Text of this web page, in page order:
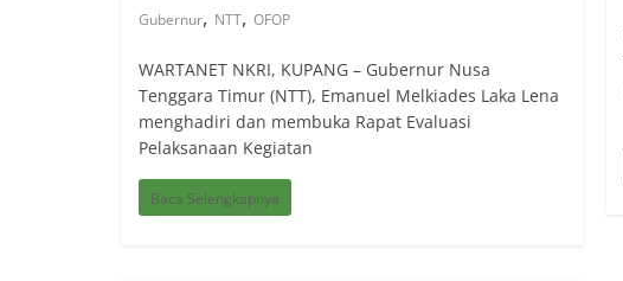
Gubernur, NTT, OFOP
WARTANET NKRI, KUPANG – Gubernur Nusa
Tenggara Timur (NTT), Emanuel Melkiades Laka Lena
menghadiri dan membuka Rapat Evaluasi
Pelaksanaan Kegiatan
Baca Selengkapnya